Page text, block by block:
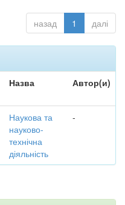
назад 1 далі
Назва Автор(и)
Наукова та
науково-
технічна
діяльність
-